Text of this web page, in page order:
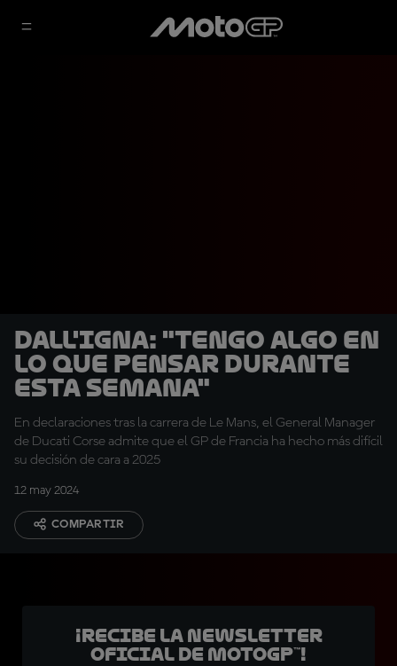
Dall'Igna: "Tengo algo en
lo que pensar durante
esta semana"
En declaraciones tras la carrera de Le Mans, el General Manager
de Ducati Corse admite que el GP de Francia ha hecho más difícil
su decisión de cara a 2025
12 may 2024
COMPARTIR
¡Recibe la Newsletter
oficial de MotoGP™!